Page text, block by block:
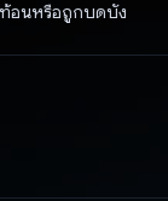
ท้อนหรือถูกบดบัง